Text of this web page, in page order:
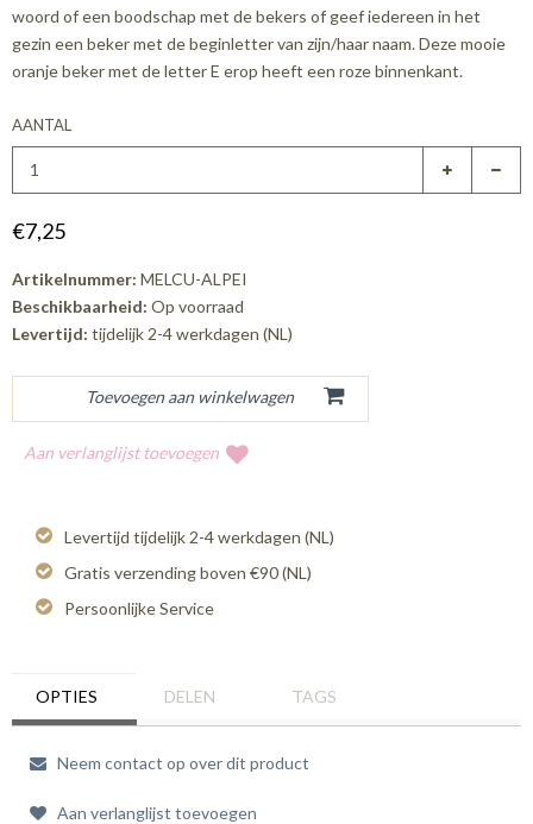
woord of een boodschap met de bekers of geef iedereen in het
gezin een beker met de beginletter van zijn/haar naam. Deze mooie
oranje beker met de letter E erop heeft een roze binnenkant.
AANTAL
€7,25
Artikelnummer: MELCU-ALPEI
Beschikbaarheid: Op voorraad
Levertijd: tijdelijk 2-4 werkdagen (NL)
Aan verlanglijst toevoegen
Levertijd tijdelijk 2-4 werkdagen (NL)
Gratis verzending boven €90 (NL)
Persoonlijke Service
OPTIES DELEN TAGS
Neem contact op over dit product
Aan verlanglijst toevoegen